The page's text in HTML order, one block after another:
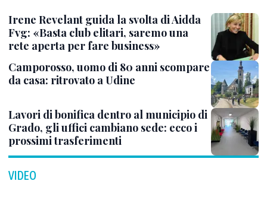
Irene Revelant guida la svolta di Aidda
Fvg: «Basta club elitari, saremo una
rete aperta per fare business»
Camporosso, uomo di 80 anni scompare
da casa: ritrovato a Udine
Lavori di bonifica dentro al municipio di
Grado, gli uffici cambiano sede: ecco i
prossimi trasferimenti
VIDEO